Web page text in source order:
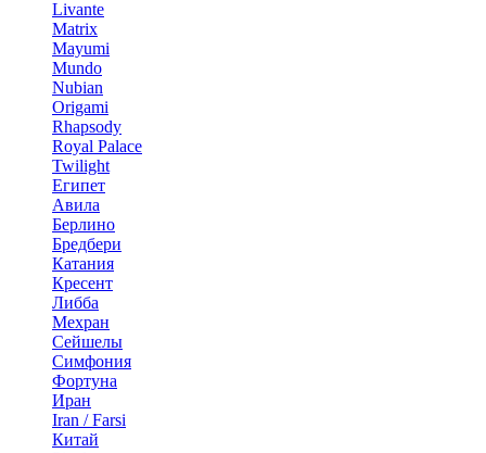
Livante
Matrix
Mayumi
Mundo
Nubian
Origami
Rhapsody
Royal Palace
Twilight
Египет
Авила
Берлино
Бредбери
Катания
Кресент
Либба
Мехран
Сейшелы
Симфония
Фортуна
Иран
Iran / Farsi
Китай